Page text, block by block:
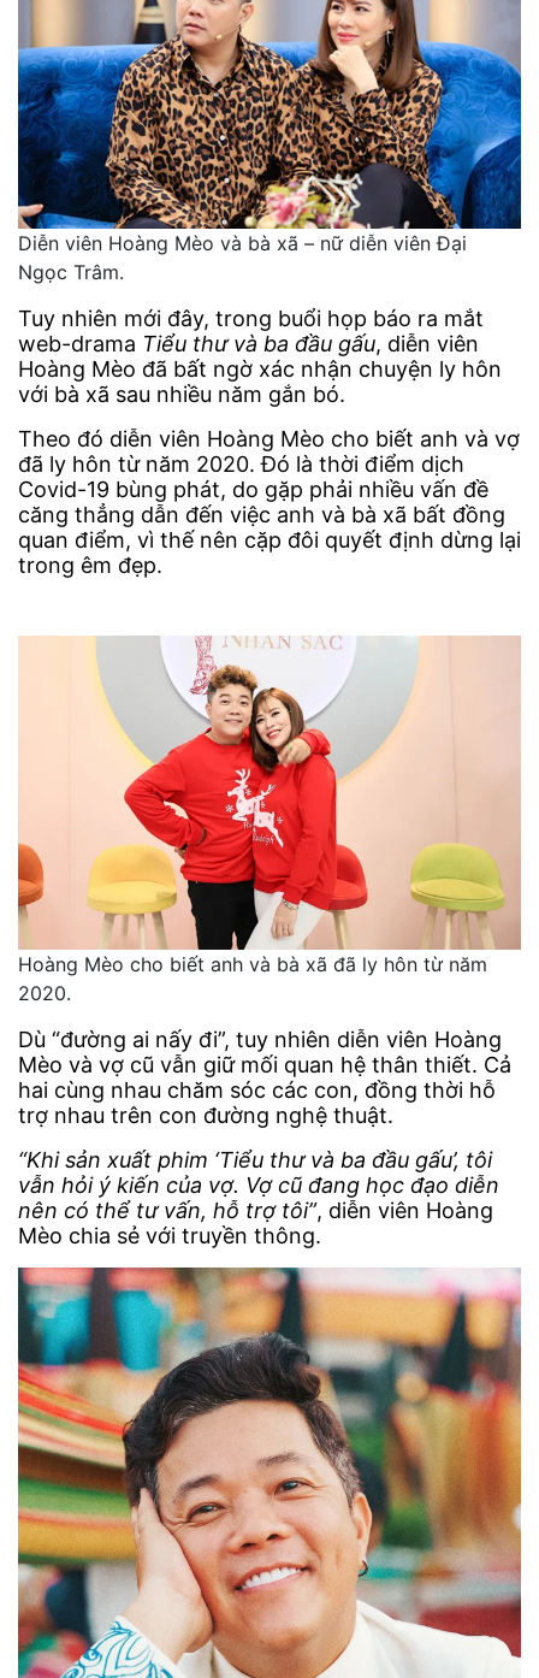
Diễn viên Hoàng Mèo và bà xã – nữ diễn viên Đại
Ngọc Trâm.
Tuy nhiên mới đây, trong buổi họp báo ra mắt
web-drama Tiểu thư và ba đầu gấu, diễn viên
Hoàng Mèo đã bất ngờ xác nhận chuyện ly hôn
với bà xã sau nhiều năm gắn bó.
Theo đó diễn viên Hoàng Mèo cho biết anh và vợ
đã ly hôn từ năm 2020. Đó là thời điểm dịch
Covid-19 bùng phát, do gặp phải nhiều vấn đề
căng thẳng dẫn đến việc anh và bà xã bất đồng
quan điểm, vì thế nên cặp đôi quyết định dừng lại
trong êm đẹp.
Hoàng Mèo cho biết anh và bà xã đã ly hôn từ năm
2020.
Dù “đường ai nấy đi”, tuy nhiên diễn viên Hoàng
Mèo và vợ cũ vẫn giữ mối quan hệ thân thiết. Cả
hai cùng nhau chăm sóc các con, đồng thời hỗ
trợ nhau trên con đường nghệ thuật.
“Khi sản xuất phim ‘Tiểu thư và ba đầu gấu’, tôi
vẫn hỏi ý kiến của vợ. Vợ cũ đang học đạo diễn
nên có thể tư vấn, hỗ trợ tôi”, diễn viên Hoàng
Mèo chia sẻ với truyền thông.